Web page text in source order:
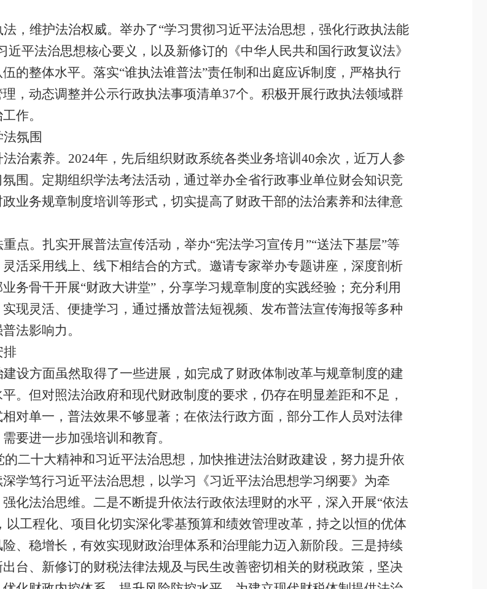
，维护法治权威。 举办了“学习贯彻习近平法治思想，强化行政执法能
平法治思想核心要义，以及新修订的《中华人民共和国行政复议法》
的整体水平。落实“谁执法谁普法”责任制和出庭应诉制度，严格执行
，动态调整并公示行政执法事项清单37个。积极开展行政执法领域群
作。
氛围
治素养。 2024年，先后组织财政系统各类业务培训 40余次，近万人参
围。定期组织学法考法活动，通过举办全省行政事业单位财会知识竞
业务规章制度培训等形式，切实提高了财政干部的法治素养和法律意
点。 扎实开展普法宣传活动，举办“宪法学习宣传月”“送法下基层”等
活采用线上、线下相结合的方式。邀请专家举办专题讲座，深度剖析
务骨干开展“财政大讲堂”，分享学习规章制度的实践经验；充分利用
现灵活、便捷学习，通过播放普法短视频、发布普法宣传海报等多种
法影响力。
排
设方面虽然取得了一些进展，如完成了财政体制改革与规章制度的建
。但对照法治政府和现代财政制度的要求，仍存在明显差距和不足，
对单一，普法效果不够显著；在依法行政方面，部分工作人员对法律
要进一步加强培训和教育。
二十大精神和习近平法治思想，加快推进法治财政建设，努力提升依
学笃行习近平法治思想，以学习《习近平法治思想学习纲要》为牵
化法治思维。二是不断提升依法行政依法理财的水平，深入开展“依法
以工程化、项目化切实深化零基预算和绩效管理改革，持之以恒的优体
、稳增长，有效实现财政治理体系和治理能力迈入新阶段。三是持续
台、新修订的财税法律法规及与民生改善密切相关的财税政策，坚决